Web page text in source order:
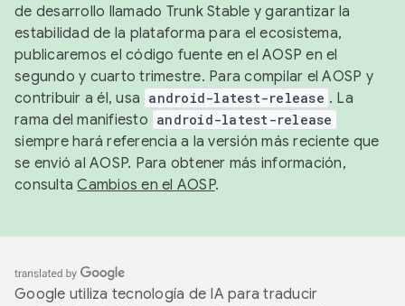
de desarrollo llamado Trunk Stable y garantizar la
estabilidad de la plataforma para el ecosistema,
publicaremos el código fuente en el AOSP en el
segundo y cuarto trimestre. Para compilar el AOSP y
contribuir a él, usa android-latest-release . La
rama del manifiesto android-latest-release
siempre hará referencia a la versión más reciente que
se envió al AOSP. Para obtener más información,
consultaCambios en el AOSP.
Google utiliza tecnología de IA para traducir